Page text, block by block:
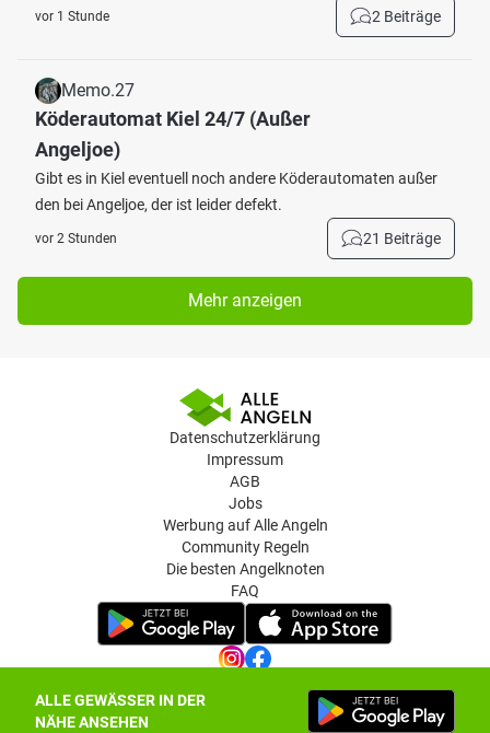
ALLE GEWÄSSER IN DER
NÄHE ANSEHEN
vor 1 Stunde 2 Beiträge
Memo.27
Köderautomat Kiel 24/7 (Außer
Angeljoe)
Gibt es in Kiel eventuell noch andere Köderautomaten außer
den bei Angeljoe, der ist leider defekt.
vor 2 Stunden 21 Beiträge
Mehr anzeigen
Datenschutzerklärung
Impressum
AGB
Jobs
Werbung auf Alle Angeln
Community Regeln
Die besten Angelknoten
FAQ
Datenschutz-Einstellungen